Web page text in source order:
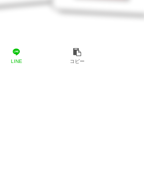
LINE コピー